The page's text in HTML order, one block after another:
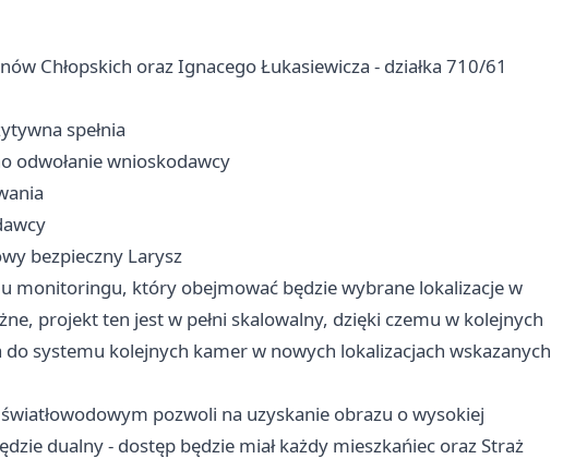
Chłopskich oraz Ignacego Łukasiewicza - działka 710/61
spełnia
odwołanie wnioskodawcy
bezpieczny Larysz
monitoringu, który obejmować będzie wybrane lokalizacje w
projekt ten jest w pełni skalowalny, dzięki czemu w kolejnych
do systemu kolejnych kamer w nowych lokalizacjach wskazanych
pozwoli na uzyskanie obrazu o wysokiej
dualny - dostęp będzie miał każdy mieszkańiec oraz Straż